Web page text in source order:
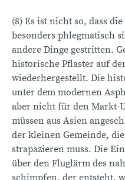
(8) Es ist nicht so, dass
besonders phlegmatisch
andere Dinge gestritten.
historische Pflaster auf
wiederhergestellt. Die
unter dem modernen
aber nicht für den Markt-
müssen aus Asien
der kleinen Gemeinde,
strapazieren muss. Die
über den Fluglärm des